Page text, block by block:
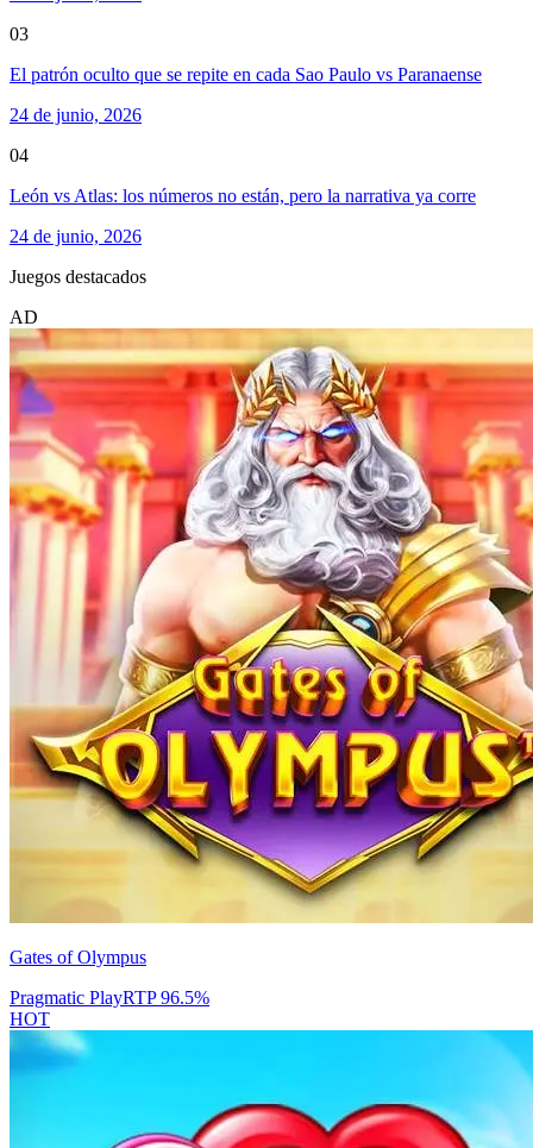
03
El patrón oculto que se repite en cada Sao Paulo vs Paranaense
24 de junio, 2026
04
León vs Atlas: los números no están, pero la narrativa ya corre
24 de junio, 2026
Juegos destacados
AD
Gates of Olympus
Pragmatic PlayRTP96.5%
HOT